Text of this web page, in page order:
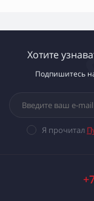
Хотите
Подпишитесь
Я прочитал